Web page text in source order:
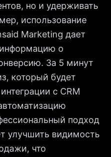
но и удерживать
использование
Marketing дает
о
За 5 минут
который будет
с CRM
подход
улучшить видимость
что